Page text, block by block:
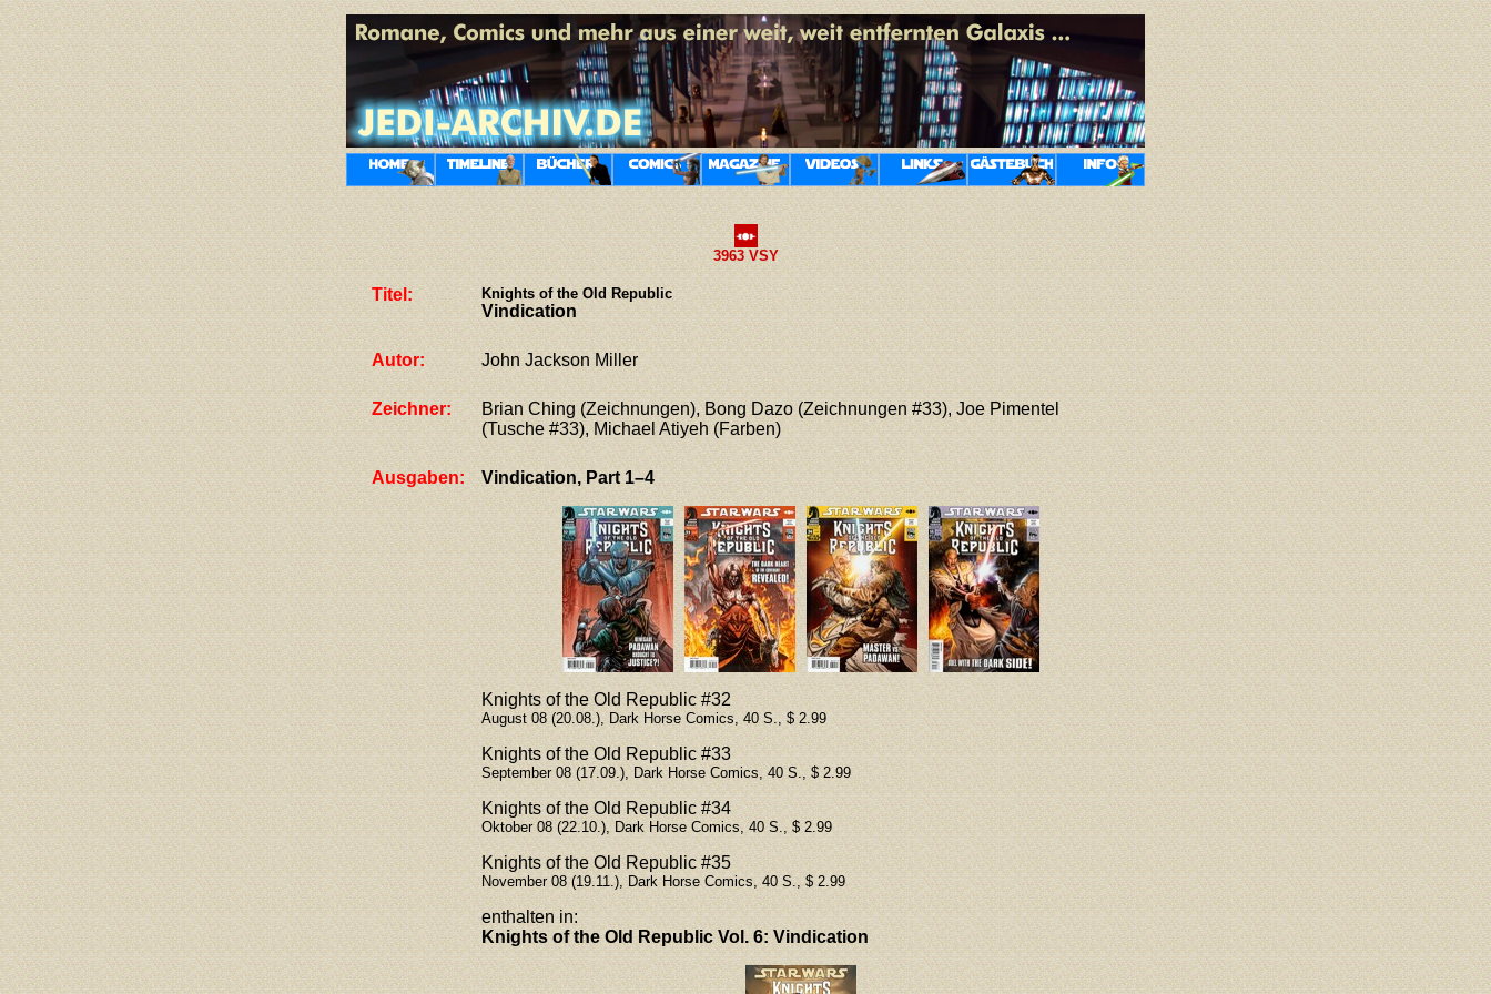
3963 VSY
Titel: Knights of the Old Republic
Vindication
Autor: John Jackson Miller
Zeichner:
Brian Ching (Zeichnungen), Bong Dazo (Zeichnungen #33), Joe Pimentel
(Tusche #33), Michael Atiyeh (Farben)
Ausgaben: Vindication, Part 1–4
Knights of the Old Republic #32
August 08 (20.08.), Dark Horse Comics, 40 S., $ 2.99
Knights of the Old Republic #33
September 08 (17.09.), Dark Horse Comics, 40 S., $ 2.99
Knights of the Old Republic #34
Oktober 08 (22.10.), Dark Horse Comics, 40 S., $ 2.99
Knights of the Old Republic #35
November 08 (19.11.), Dark Horse Comics, 40 S., $ 2.99
enthalten in:
Knights of the Old Republic Vol. 6: Vindication